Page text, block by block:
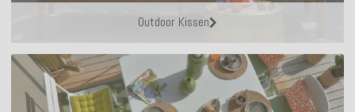
Outdoor Kissen